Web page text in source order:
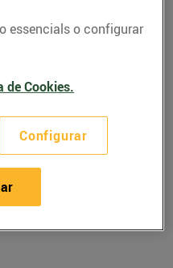
l’hipermercat Esclat.
doble cara i 6 carrers i
24 hores al dia els 365
compta ambMinimercat
assortiment bàsic de
alimentació, diaris
per al vehicle, etc. El
essencials o configurar
de Cookies.
Configurar